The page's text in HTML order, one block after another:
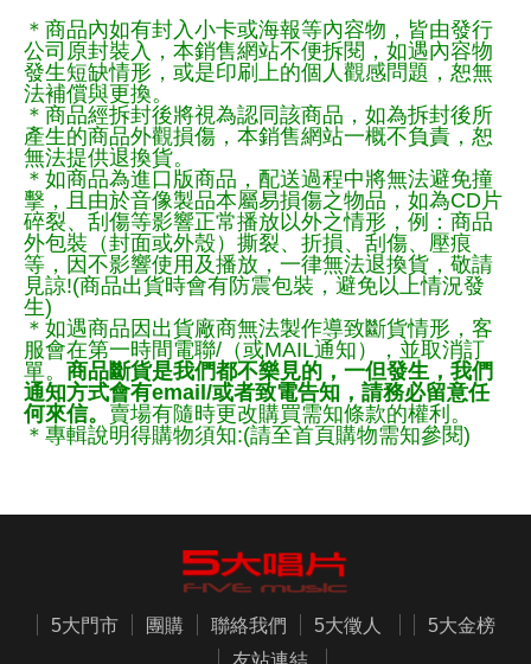
＊商品內如有封入小卡或海報等內容物，皆由發行
公司原封裝入，本銷售網站不便拆閱，如遇內容物
發生短缺情形，或是印刷上的個人觀感問題，恕無
法補償與更換。
＊商品經拆封後將視為認同該商品，如為拆封後所
產生的商品外觀損傷，本銷售網站一概不負責，恕
無法提供退換貨。
＊如商品為進口版商品，配送過程中將無法避免撞
擊，且由於音像製品本屬易損傷之物品，如為CD片
碎裂、刮傷等影響正常播放以外之情形，例：商品
外包裝（封面或外殼）撕裂、折損、刮傷、壓痕
等，因不影響使用及播放，一律無法退換貨，敬請
見諒!(商品出貨時會有防震包裝，避免以上情況發
生)
＊如遇商品因出貨廠商無法製作導致斷貨情形，客
服會在第一時間電聯/（或MAIL通知），並取消訂
單。 商品斷貨是我們都不樂見的，一但發生，我們
通知方式會有email/或者致電告知，請務必留意任
何來信。 賣場有隨時更改購買需知條款的權利。
＊專輯說明得購物須知:(請至首頁購物需知參閱)
5大門市 團購 聯絡我們 5大徵人
5大金榜